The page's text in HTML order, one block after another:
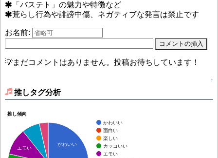
「バステト」の魅力や特徴など
荒らし行為や誹謗中傷、ネガティブな発言は禁止です
お名前:
💡まだコメントはありません。投稿お待ちしています！
↑
推しタグ分析
推し傾向
かわいい
面白い
楽しい
カッコいい
エモい
かわいい
エモい